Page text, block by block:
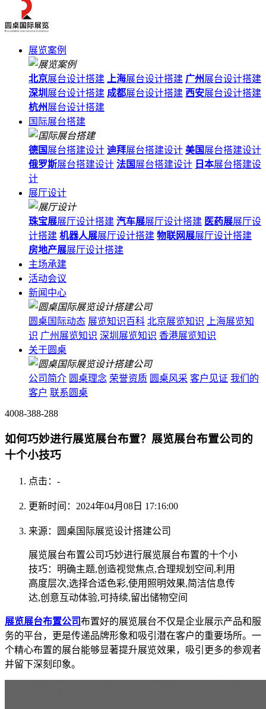
展览案例
北京展台设计搭建 上海展台设计搭建 广州展台设计搭建
深圳 展台设计搭建 成都展台设计搭建 西安展台设计搭建
杭州展台设计搭建
国际展台搭建
德国 展台搭建设计 迪拜展台搭建设计 美国 展台搭建设计
俄罗斯展台搭建设计 法国 展台搭建设计 日本展台搭建设
计
展厅设计
珠宝展展厅设计搭建 汽车展展厅设计搭建 医药展展厅设
计搭建 机器人展展厅设计搭建 物联网展展厅设计搭建
房地产展展厅设计搭建
主场承建
活动会议
新闻中心
圆桌国际动态 展览知识百科 北京展览知识
上海展览知
识 广州展览知识 深圳展览知识 香港展览知识
关于圆桌
公司简介 圆桌理念 荣誉资质 圆桌风采 客户见证 我们的
客户 联系圆桌
4008-388-288
如何巧妙进行展览展台布置？展览展台布置公司的
十个小技巧
点击： -
更新时间：2024年04月08日 17:16:00
来源：圆桌国际展览设计搭建公司
展览展台布置公司巧妙进行展览展台布置的十个小
技巧：明确主题,创造视觉焦点,合理规划空间,利用
高度层次,选择合适色彩,使用照明效果,简洁信息传
达,创意互动体验,可持续,留出储物空间
展览展台布置公司布置好的展览展台不仅是企业展示产品和服
务的平台，更是传递品牌形象和吸引潜在客户的重要场所。一
个精心布置的展台能够显著提升展览效果，吸引更多的参观者
并留下深刻印象。